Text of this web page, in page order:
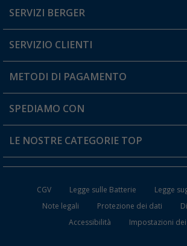
Hai una domanda?
SERVIZI BERGER
Diventare rivenditori
Il mio Account
Carta fedeltà Berger
SERVIZIO CLIENTI
Informazioni sulla spedizione
Resi
FAQ e Contatti
METODI DI PAGAMENTO
SPEDIAMO CON
LE NOSTRE CATEGORIE TOP
Mobili per il Campeggio
CGV Legge sulle Batterie
Legge
Note legali
Protezione dei dati
Accessibilità
Impostazioni